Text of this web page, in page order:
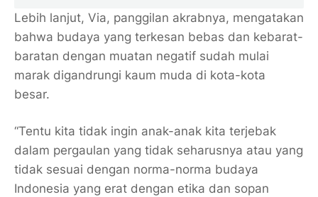
Lebih lanjut, Via, panggilan akrabnya, mengatakan
bahwa budaya yang terkesan bebas dan kebarat-
baratan dengan muatan negatif sudah mulai
marak digandrungi kaum muda di kota-kota
besar.
“Tentu kita tidak ingin anak-anak kita terjebak
dalam pergaulan yang tidak seharusnya atau yang
tidak sesuai dengan norma-norma budaya
Indonesia yang erat dengan etika dan sopan